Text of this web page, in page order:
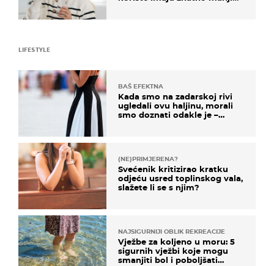
LIFESTYLE
BAŠ EFEKTNA
Kada smo na zadarskoj rivi
ugledali ovu haljinu, morali
smo doznati odakle je –
(NE)PRIMJERENA?
Svećenik kritizirao kratku
odjeću usred toplinskog vala,
slažete li se s njim?
NAJSIGURNIJI OBLIK REKREACIJE
Vježbe za koljeno u moru: 5
sigurnih vježbi koje mogu
smanjiti bol i poboljšati